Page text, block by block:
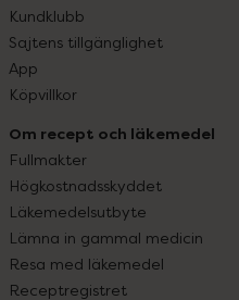
Kundklubb
Sajtens tillgänglighet
App
Köpvillkor
Om recept och läkemedel
Fullmakter
Högkostnadsskyddet
Läkemedelsutbyte
Lämna in gammal medicin
Resa med läkemedel
Receptregistret